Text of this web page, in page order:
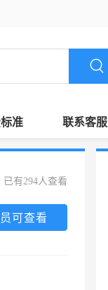
准 联系客服
已有294人查看
可查看